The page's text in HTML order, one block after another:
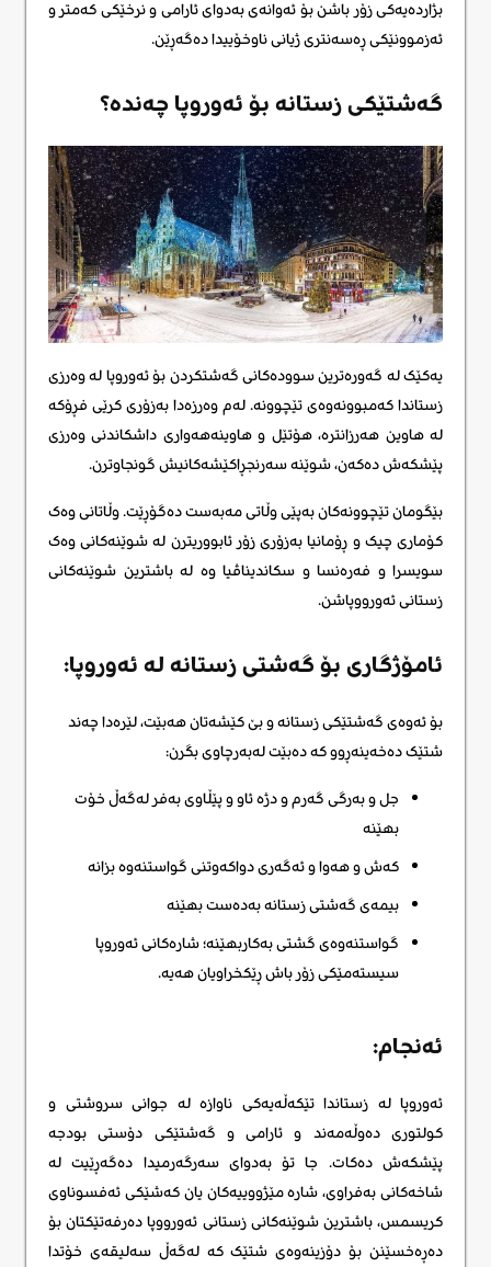
بژاردەیەکی زۆر باشن بۆ ئەوانەی بەدوای ئارامی و نرخێکی کەمتر و
ئەزموونێکی ڕەسەنتری ژیانی ناوخۆییدا دەگەڕێن.
گەشتێکی زستانە بۆ ئەوروپا چەندە؟
یەکێک لە گەورەترین سوودەکانی گەشتکردن بۆ ئەوروپا لە وەرزی
زستاندا کەمبوونەوەی تێچوونە. لەم وەرزەدا بەزۆری کرێی فڕۆکە
لە هاوین هەرزانترە، هۆتێل و هاوینەهەواری داشکاندنی وەرزی
پێشکەش دەکەن، شوێنە سەرنجڕاکێشەکانیش گونجاوترن.
بێگومان تێچوونەکان بەپێی وڵاتی مەبەست دەگۆڕێت. وڵاتانی وەک
کۆماری چیک و ڕۆمانیا بەزۆری زۆر ئابووریترن لە شوێنەکانی وەک
سویسرا و فەرەنسا و سکاندیناڤیا وه له باشترین شوێنەکانی
زستانی ئەورووپاشن.
ئامۆژگاری بۆ گەشتی زستانه لە ئەوروپا:
بۆ ئەوەی گەشتێکی زستانە و بێ کێشەتان هەبێت، لێرەدا چەند
شتێک دەخەینەڕوو کە دەبێت لەبەرچاوی بگرن:
جل و بەرگی گەرم و دژە ئاو و پێڵاوی بەفر لەگەڵ خۆت
بهێنە
کەش و هەوا و ئەگەری دواکەوتنی گواستنەوە بزانە
بیمەی گەشتی زستانە بەدەست بهێنە
گواستنەوەی گشتی بەکاربهێنە؛ شارەکانی ئەوروپا
سیستەمێکی زۆر باش ڕێکخراویان هەیە.
ئەنجام:
ئەوروپا لە زستاندا تێکەڵەیەکی ناوازە لە جوانی سروشتی و
کولتوری دەوڵەمەند و ئارامی و گەشتێکی دۆستی بودجە
پێشکەش دەکات. جا تۆ بەدوای سەرگەرمیدا دەگەڕێیت لە
شاخەکانی بەفراوی، شارە مێژووییەکان یان کەشێکی ئەفسوناوی
کریسمس، باشترین شوێنەکانی زستانی ئەورووپا دەرفەتێکتان بۆ
دەڕەخسێنن بۆ دۆزینەوەی شتێک کە لەگەڵ سەلیقەی خۆتدا